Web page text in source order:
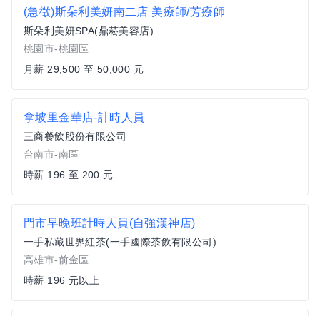
(急徵)斯朵利美妍南二店 美療師/芳療師
斯朵利美妍SPA(鼎菘美容店)
桃園市-桃園區
月薪 29,500 至 50,000 元
拿坡里金華店-計時人員
三商餐飲股份有限公司
台南市-南區
時薪 196 至 200 元
門市早晚班計時人員(自強漢神店)
一手私藏世界紅茶(一手國際茶飲有限公司)
高雄市-前金區
時薪 196 元以上